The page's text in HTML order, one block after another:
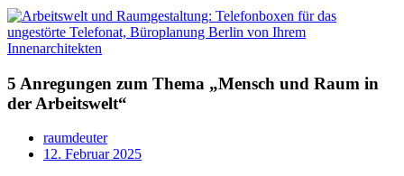
5 Anregungen zum Thema „Mensch und Raum in
der Arbeitswelt“
raumdeuter
12. Februar 2025